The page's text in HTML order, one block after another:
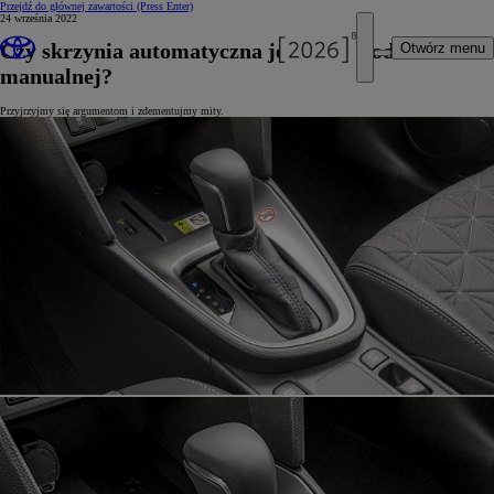
Przejdź do głównej zawartości (Press Enter)
Otwórz menu
24 września 2022
Czy skrzynia automatyczna jest lepsza od
manualnej?
Przyjrzyjmy się argumentom i zdementujmy mity.